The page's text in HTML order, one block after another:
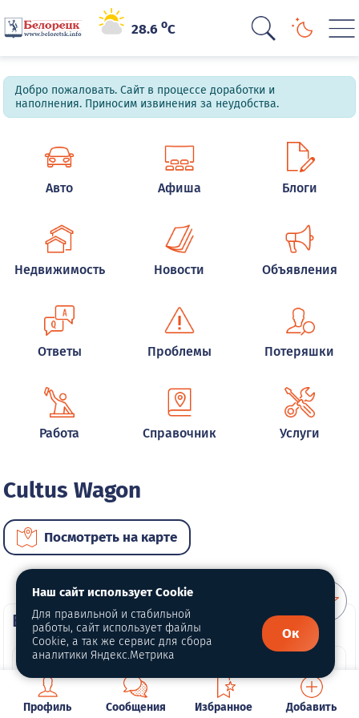
28.6oC
Добро пожаловать. Сайт в процессе доработки и
наполнения. Приносим извинения за неудобства.
Авто Афиша Блоги
Недвижимость Новости Объявления
Ответы Проблемы Потеряшки
Работа Справочник Услуги
Cultus Wagon
Посмотреть на карте
ВИП автомобили
Профиль Сообщения Избранное Добавить
Наш сайт использует Cookie
Для правильной и стабильной
работы, сайт использует файлы
Cookie, а так же сервис для сбора
аналитики Яндекс.Метрика
Ок